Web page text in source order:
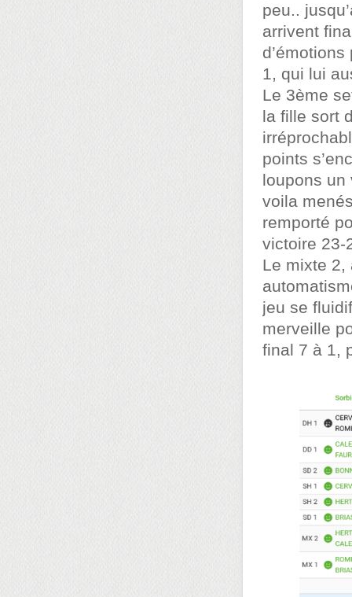
peu..
arrivent
1, qui lui
Le 3ème
la fille sort
points
loupons
voila
remporté
victoire 23-
Le mixte 2,
jeu se
merveille
final 7 à 1,